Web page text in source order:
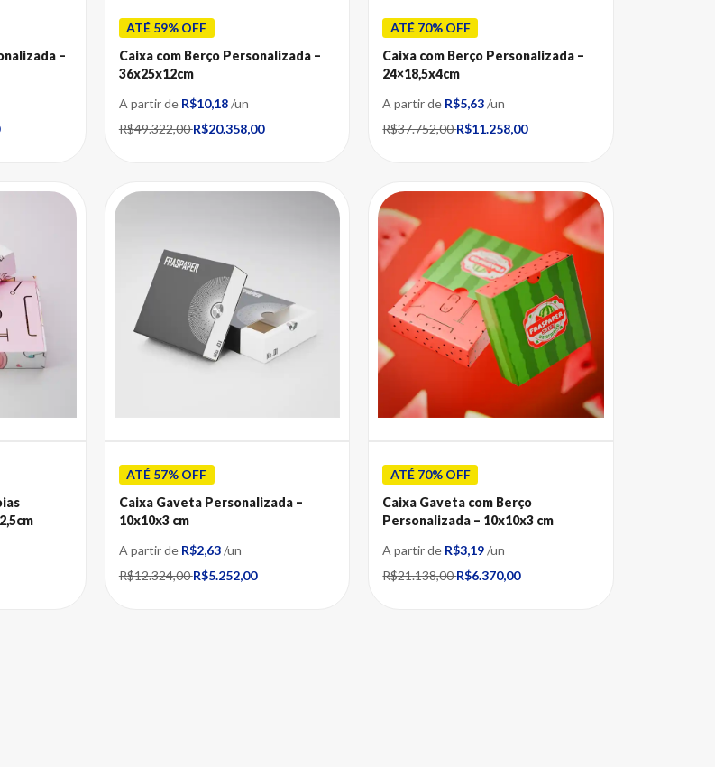
–
ATÉ 59% OFF
Caixa com Berço Personalizada –
36x25x12cm
A partir de R$10,18/un
R$49.322,00R$20.358,00
ATÉ 70% OFF
Caixa com Berço Personalizada –
24×18,5x4cm
A partir de R$5,63/un
R$37.752,00R$11.258,00
ATÉ 57% OFF
Caixa Gaveta Personalizada –
10x10x3 cm
A partir de R$2,63/un
R$12.324,00R$5.252,00
ATÉ 70% OFF
Caixa Gaveta com Berço
Personalizada – 10x10x3 cm
A partir de R$3,19/un
R$21.138,00R$6.370,00